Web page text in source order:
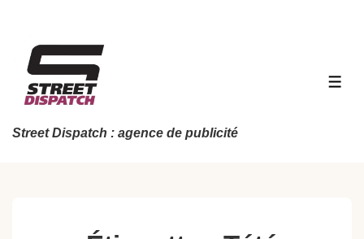
contenu
principal
Street Dispatch : agence de publicité